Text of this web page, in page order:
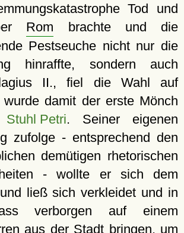
Tod und
Rom brachte und die
Pestseuche nicht nur die
hinraffte, sondern auch
II., fiel die Wahl auf
wurde damit der erste Mönch
Stuhl Petri. Seiner eigenen
zufolge - entsprechend den
demütigen rhetorischen
- wollte er sich dem
ließ sich verkleidet und in
verborgen auf einem
aus der Stadt bringen, um